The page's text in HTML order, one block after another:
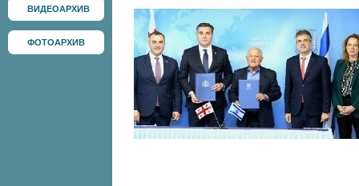
ВИДЕОАРХИВ
ФОТОАРХИВ